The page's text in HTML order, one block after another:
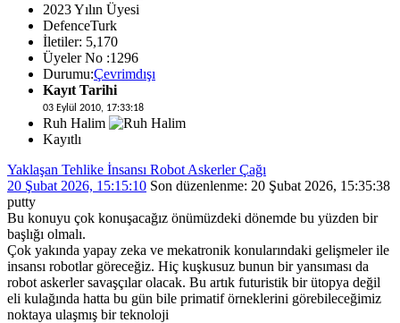
2023 Yılın Üyesi
DefenceTurk
İletiler: 5,170
Üyeler No :1296
Durumu:Çevrimdışı
Kayıt Tarihi
03 Eylül 2010, 17:33:18
Ruh Halim
Kayıtlı
Yaklaşan Tehlike İnsansı Robot Askerler Çağı
20 Şubat 2026, 15:15:10 Son düzenlenme: 20 Şubat 2026, 15:35:38
putty
Bu konuyu çok konuşacağız önümüzdeki dönemde bu yüzden bir
başlığı olmalı.
Çok yakında yapay zeka ve mekatronik konularındaki gelişmeler ile
insansı robotlar göreceğiz. Hiç kuşkusuz bunun bir yansıması da
robot askerler savaşçılar olacak. Bu artık futuristik bir ütopya değil
eli kulağında hatta bu gün bile primatif örneklerini görebileceğimiz
noktaya ulaşmış bir teknoloji